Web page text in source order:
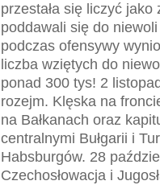
przestała się liczyć jako
poddawali się do
podczas ofensywy
liczba wziętych do
ponad 300 tys! 2
rozejm. Klęska na
na Bałkanach oraz
centralnymi Bułgarii i
Habsburgów. 28
Czechosłowacja i